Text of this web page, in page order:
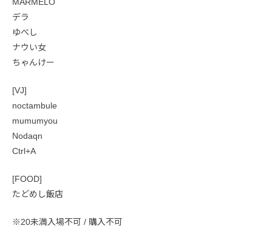
デラ
ゆべし
ナウい女
ちゃんけー
[VJ]
noctambule
mumumyou
Nodaqn
Ctrl+A
[FOOD]
たどめし飯店
※20未満入場不可 / 購入不可